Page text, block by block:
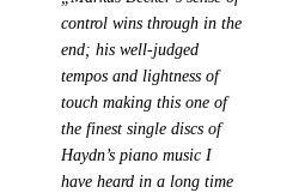
control wins through in the
end; his well-judged
tempos and lightness of
touch making this one of
the finest single discs of
Haydn’s piano music I
have heard in a long time